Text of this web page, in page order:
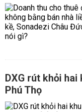
DXG rút khỏi hai
Phú Thọ